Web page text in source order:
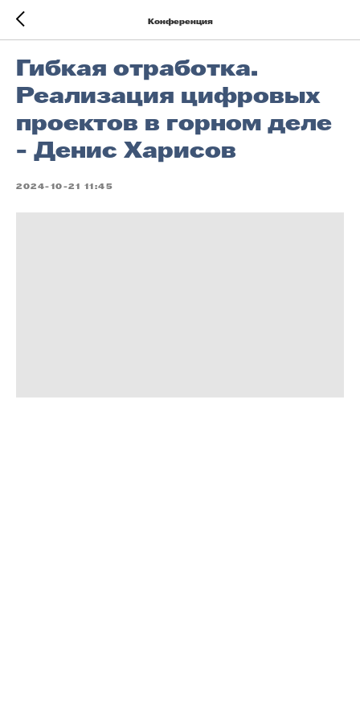
Конференция
Гибкая отработка.
Реализация цифровых
проектов в горном деле
- Денис Харисов
2024-10-21 11:45